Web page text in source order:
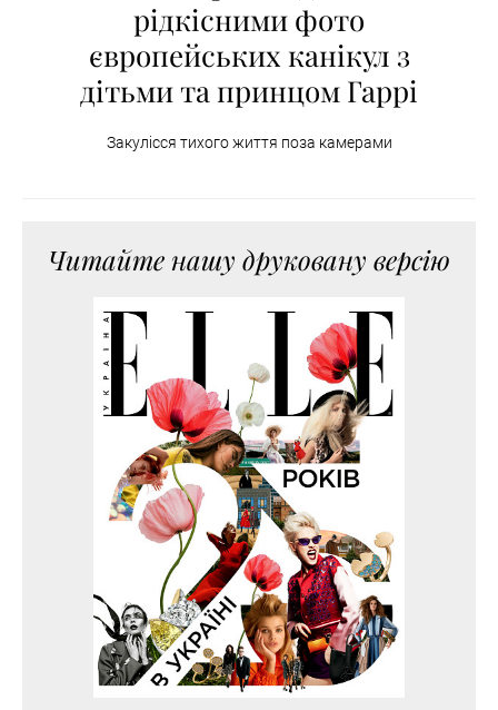
рідкісними фото
європейських канікул з
дітьми та принцом Гаррі
Закулісся тихого життя поза камерами
Читайте нашу друковану версію